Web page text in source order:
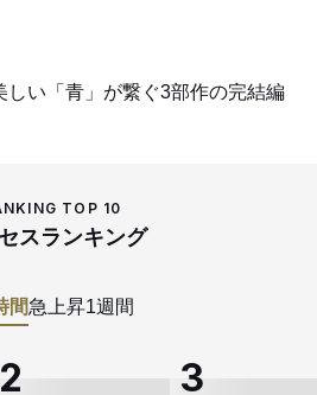
い「青」が繋ぐ3部作の完結編
TOP 10
スランキング
間急上昇1週間